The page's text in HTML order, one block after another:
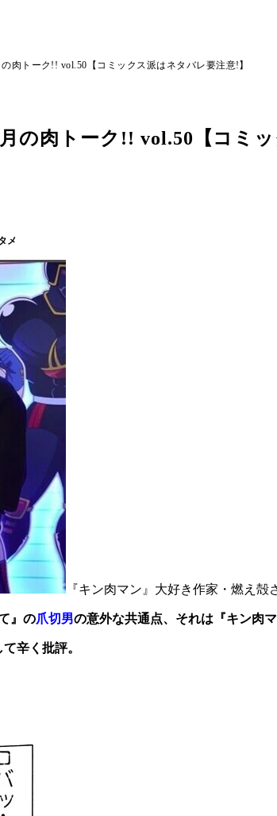
肉トーク!! vol.50【コミックス派はネタバレ要注意!】
の肉トーク!! vol.50【コミ
メ
『キン肉マン』大好き作家・燃え殻
』の爪切男の意外な共通点、それは『キン肉
辛く批評。